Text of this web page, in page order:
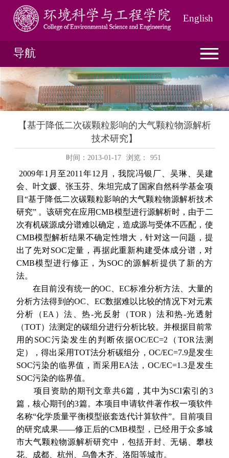
English
导航
【基于降低二次碳颗粒影响的大气颗粒物源解析
技术研究】
时间：2013-01-17 浏览： 951
2009年1月至2011年12月，我院冯银厂、吴琳、吴建
会、叶文媛、张玉芬、朱坦完成了国家自然科学基金项
目“基于降低二次碳颗粒影响的大气颗粒物源解析技术
研究” 。该研究在应用CMB模型进行源解析时，由于二
次有机碳源成分谱难以确定，造成源与受体不匹配，使
CMB模型解析结果不确定性增大，针对这一问题，提
出了先对SOC定量，再据此重新构建受体成分谱，对
CMB模型进行修正，为SOC的源解析提供了新的方
法。
在目前没有统一的OC、EC标准分析方法、大量的
分析方法得到的OC、EC数据难以比较的情况下对元素
分析（EA）法、热-光反射（TOR）法和热-光透射
（TOT）法测定的碳组分进行分析比较。并根据目前常
用的SOC污染发生的判断依据OC/EC=2（TOR法测
定），得出采用TOT法分析碳组分，OC/EC=7.9是发生
SOC污染的临界值，而采用EA法，OC/EC=1.3是发生
SOC污染的临界值。
项目资助的期刊文章共6篇，其中为SCI索引的3
篇，核心期刊的3篇。本项目申请软件著作权一项软件
名称“化学质量平衡模型嵌套迭代计算软件”。目前项目
的研究成果——修正后的CMB模型，已经用于众多城
市大气颗粒物源解析研究中，包括开封、无锡、攀枝
花、成都、杭州、乌鲁木齐、洛阳等城市。